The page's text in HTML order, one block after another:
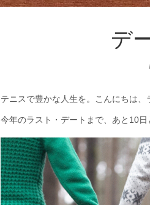
デ
テニスで豊かな人生を。こんにちは、
今年のラスト・デートまで、あと10日